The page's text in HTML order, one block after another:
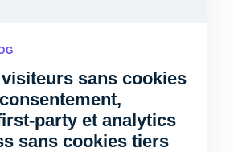
sans cookies
party et analytics
sans cookies tiers